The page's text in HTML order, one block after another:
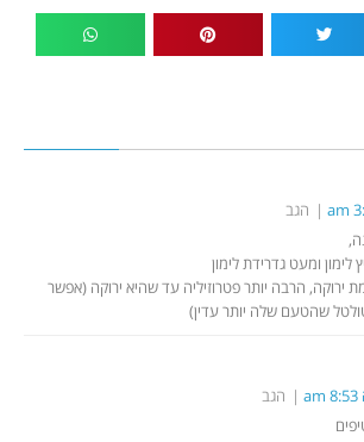
הגב
לימון ומעט גדרידת לימון
ירוקה, הרבה יותר פטרוזיליה עד שהיא ירוקה (אפשר
שהטעם שלה יותר עדין)
הגב